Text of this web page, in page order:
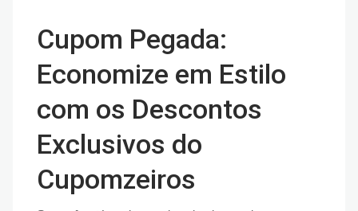
Cupom Pegada:
Economize em Estilo
com os Descontos
Exclusivos do
Cupomzeiros